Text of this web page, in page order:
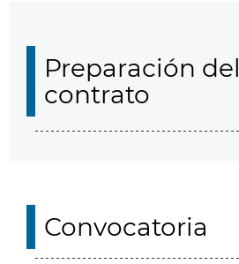
Preparación del
contrato
Convocatoria